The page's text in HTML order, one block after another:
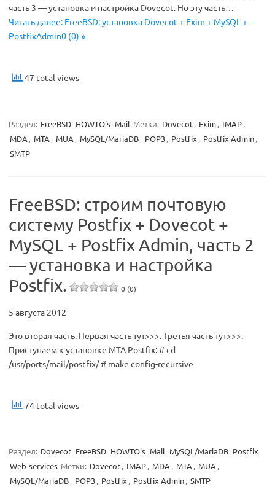
часть 3 — установка и настройка Dovecot. Но эту часть…
Читать далее: FreeBSD: установка Dovecot + Exim + MySQL +
PostfixAdmin0 (0) »
47 total views
Раздел: FreeBSD HOWTO's Mail Метки: Dovecot, Exim, IMAP,
MDA , MTA , MUA , MySQL/MariaDB, POP3, Postfix , Postfix Admin,
SMTP
FreeBSD: строим почтовую
систему Postfix + Dovecot +
MySQL + Postfix Admin, часть 2
— установка и настройка
Postfix.
0 (0)
5 августа 2012
Это вторая часть. Первая часть тут>>>. Третья часть тут>>>.
Приступаем к установке MTA Postfix: # cd
/usr/ports/mail/postfix/ # make config-recursive
74 total views
Раздел: Dovecot FreeBSD HOWTO's Mail MySQL/MariaDB Postfix
Web-services Метки: Dovecot, IMAP, MDA , MTA , MUA ,
MySQL/MariaDB, POP3, Postfix , Postfix Admin, SMTP